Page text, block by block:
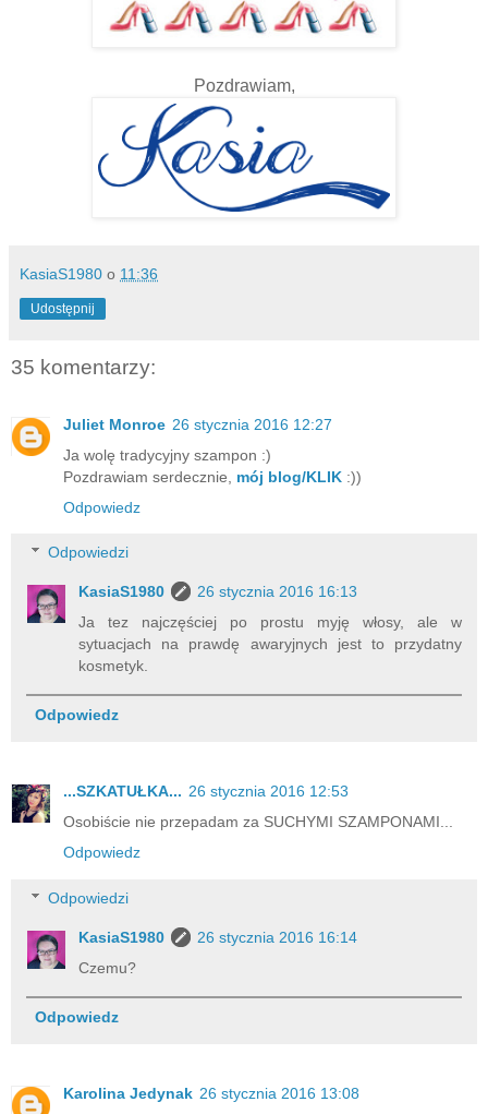
Pozdrawiam,
KasiaS1980 o 11:36
Udostępnij
35 komentarzy:
Juliet Monroe 26 stycznia 2016 12:27
Ja wolę tradycyjny szampon :)
Pozdrawiam serdecznie, mój blog/KLIK :))
Odpowiedz
Odpowiedzi
KasiaS1980
26 stycznia 2016 16:13
Ja tez najczęściej po prostu myję włosy, ale w
sytuacjach na prawdę awaryjnych jest to przydatny
kosmetyk.
Odpowiedz
...SZKATUŁKA... 26 stycznia 2016 12:53
Osobiście nie przepadam za SUCHYMI SZAMPONAMI...
Odpowiedz
Odpowiedzi
KasiaS1980
26 stycznia 2016 16:14
Czemu?
Odpowiedz
Karolina Jedynak 26 stycznia 2016 13:08